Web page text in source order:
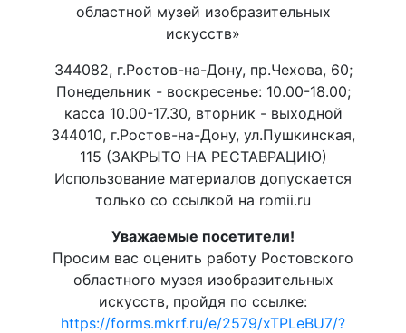
областной музей изобразительных
искусств»
344082, г.Ростов-на-Дону, пр.Чехова, 60;
Понедельник - воскресенье: 10.00-18.00;
касса 10.00-17.30, вторник - выходной
344010, г.Ростов-на-Дону, ул.Пушкинская,
115 (ЗАКРЫТО НА РЕСТАВРАЦИЮ)
Использование материалов допускается
только со ссылкой на romii.ru
Уважаемые посетители!
Просим вас оценить работу Ростовского
областного музея изобразительных
искусств, пройдя по ссылке:
https://forms.mkrf.ru/e/2579/xTPLeBU7/?